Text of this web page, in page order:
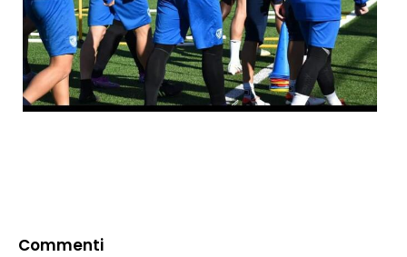
Commenti